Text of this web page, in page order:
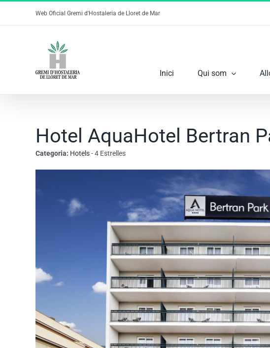
Web Oficial Gremi d'Hostaleria de Lloret de Mar
Inici Qui som
Hotel AquaHotel Bertran
Categoria: Hotels- 4 Estrelles